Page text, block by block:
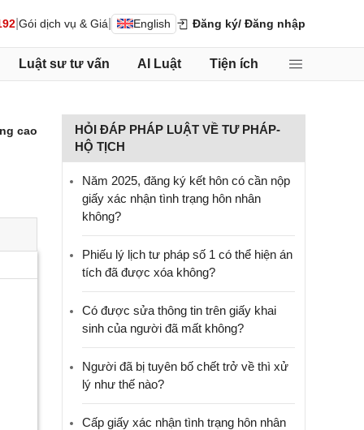
Gói dịch vụ & Giá English Đăng ký/ Đăng nhập
Luật sư tư vấn AI Luật Tiện ích
cao
HỎI ĐÁP PHÁP LUẬT VỀ TƯ PHÁP-
HỘ TỊCH
Năm 2025, đăng ký kết hôn có cần nộp
giấy xác nhận tình trạng hôn nhân
không?
Phiếu lý lịch tư pháp số 1 có thể hiện án
tích đã được xóa không?
Có được sửa thông tin trên giấy khai
sinh của người đã mất không?
Người đã bị tuyên bố chết trở về thì xử
lý như thế nào?
Cấp giấy xác nhận tình trạng hôn nhân